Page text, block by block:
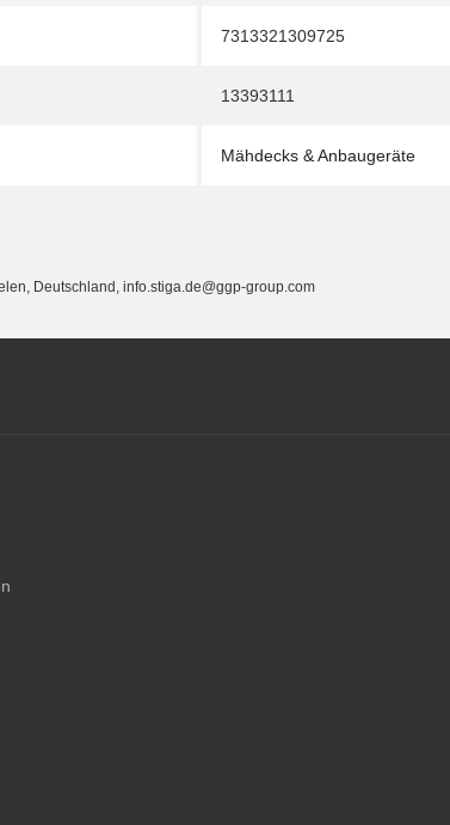
7313321309725
13393111
Mähdecks & Anbaugeräte
Deutschland, info.stiga.de@ggp-group.com